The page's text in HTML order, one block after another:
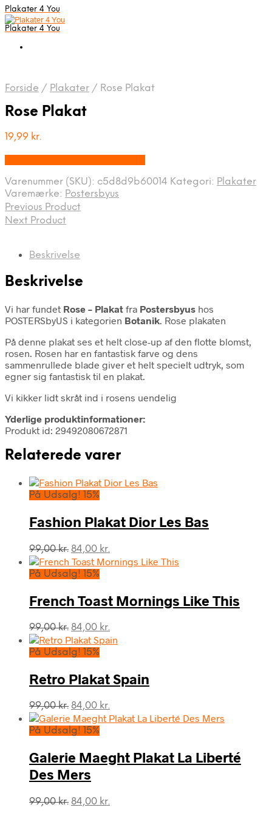
Plakater 4 You
Plakater 4 You
Forside / Plakater / Rose Plakat
Rose Plakat
19,99 kr.
Varenummer (SKU): c5d8d9b60014 Kategori: Plakater
Varemærke: Postersbyus
Previous Product
Next Product
Beskrivelse
Beskrivelse
Vi har fundet Rose – Plakat fra Postersbyus hos
POSTERSbyUS i kategorien Botanik. Rose plakaten
På denne plakat ses et helt close-up af den flotte blomst,
rosen. Rosen har en fantastisk farve og dens
sammenrullede blade giver et helt specielt udtryk, som
egner sig fantastisk til en plakat.
Vi kikker lidt skråt ind i rosens uendelig
Yderlige produktinformationer:
Produkt id: 29492080672871
Relaterede varer
På Udsalg! 15%
Fashion Plakat Dior Les Bas
99,00kr. Den
oprindelige
pris
99,00 kr..
84,00 kr.
aktuelle
84,00 kr..
På Udsalg! 15%
French Toast Mornings Like This
99,00kr. Den
oprindelige
pris
99,00 kr..
84,00 kr.
aktuelle
84,00 kr..
På Udsalg! 15%
Retro Plakat Spain
99,00kr. Den
oprindelige
pris
99,00 kr..
84,00 kr.
aktuelle
84,00 kr..
På Udsalg! 15%
Galerie Maeght Plakat La Liberté
Des Mers
99,00kr. Den
84,00 kr.